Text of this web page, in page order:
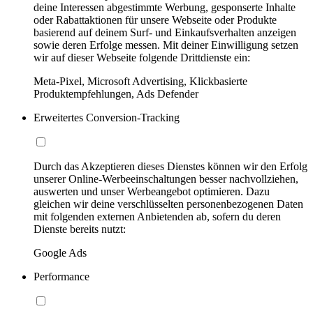
deine Interessen abgestimmte Werbung, gesponserte Inhalte
oder Rabattaktionen für unsere Webseite oder Produkte
basierend auf deinem Surf- und Einkaufsverhalten anzeigen
sowie deren Erfolge messen. Mit deiner Einwilligung setzen
wir auf dieser Webseite folgende Drittdienste ein:
Meta-Pixel, Microsoft Advertising, Klickbasierte
Produktempfehlungen, Ads Defender
Erweitertes Conversion-Tracking
Durch das Akzeptieren dieses Dienstes können wir den Erfolg
unserer Online-Werbeeinschaltungen besser nachvollziehen,
auswerten und unser Werbeangebot optimieren. Dazu
gleichen wir deine verschlüsselten personenbezogenen Daten
mit folgenden externen Anbietenden ab, sofern du deren
Dienste bereits nutzt:
Google Ads
Performance